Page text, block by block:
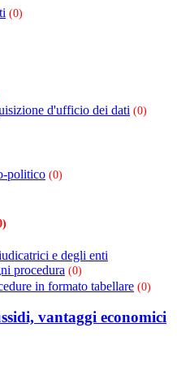
(0)
d'ufficio dei dati (0)
politico (0)
e degli enti
procedura (0)
in formato tabellare (0)
vantaggi economici